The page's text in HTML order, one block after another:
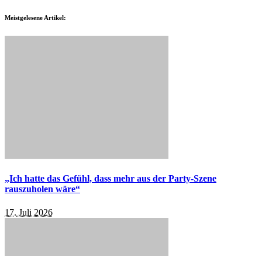
Meistgelesene Artikel:
„Ich hatte das Gefühl, dass mehr aus der Party-Szene
rauszuholen wäre“
17. Juli 2026